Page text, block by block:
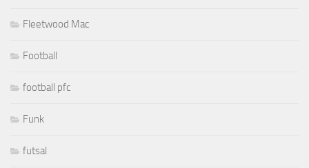
Fleetwood Mac
Football
football pfc
Funk
futsal